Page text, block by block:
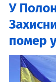
У
помер